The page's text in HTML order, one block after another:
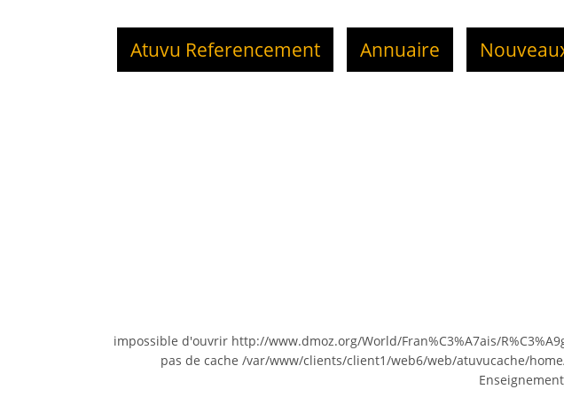
Atuvu Referencement Annuaire
impossible d'ouvrir http://www.dmoz.org/World/Fran%C3%A7ais/
pas de cache /var/www/clients/client1/web6/web/atuvucache/